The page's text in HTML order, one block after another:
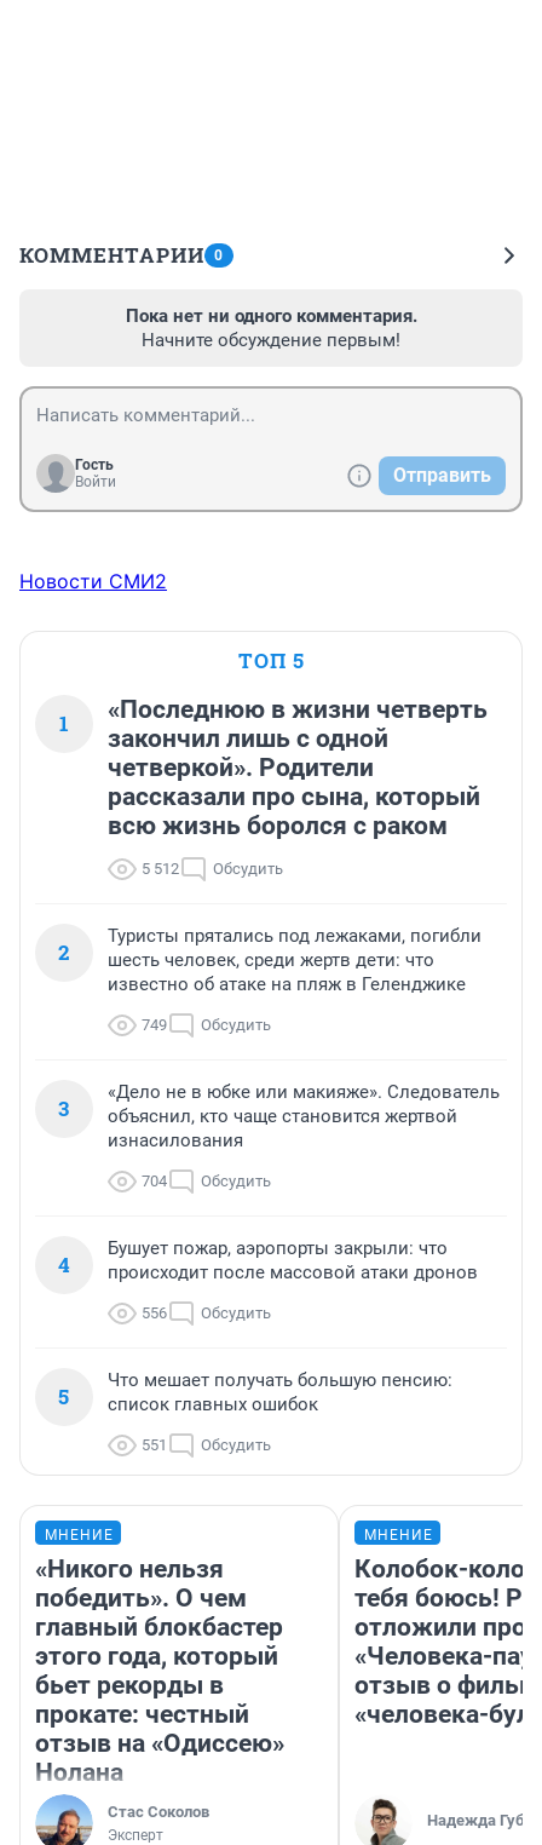
КОММЕНТАРИИ 0
Пока нет ни одного комментария.
Начните обсуждение первым!
Гость
Войти
Отправить
Новости СМИ2
ТОП 5
1
«Последнюю в жизни четверть
закончил лишь с одной
четверкой». Родители
рассказали про сына, который
всю жизнь боролся с раком
5 512 Обсудить
2
Туристы прятались под лежаками, погибли
шесть человек, среди жертв дети: что
известно об атаке на пляж в Геленджике
749 Обсудить
3
«Дело не в юбке или макияже». Следователь
объяснил, кто чаще становится жертвой
изнасилования
704 Обсудить
4
Бушует пожар, аэропорты закрыли: что
происходит после массовой атаки дронов
556 Обсудить
5
Что мешает получать большую пенсию:
список главных ошибок
551 Обсудить
МНЕНИЕ
«Никого нельзя
победить». О чем
главный блокбастер
этого года, который
бьет рекорды в
прокате: честный
отзыв на «Одиссею»
Нолана
Стас Соколов
Эксперт
МНЕНИЕ
Колобок-
тебя боюсь!
отложили
«Человека-
отзыв о
«человека-
Надежда